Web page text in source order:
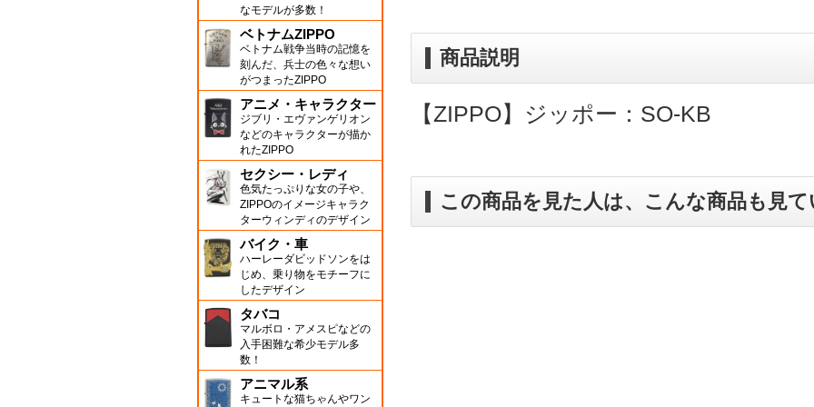
商品説明
【ZIPPO】ジッポー：SO-KB
この商品を見た人は、こんな商品も見
なモデルが多数！
ベトナムZIPPO
ベトナム戦争当時の記憶を
刻んだ、兵士の色々な想い
がつまったZIPPO
アニメ・キャラクター
ジブリ・エヴァンゲリオン
などのキャラクターが描か
れたZIPPO
セクシー・レディ
色気たっぷりな女の子や、
ZIPPOのイメージキャラク
ターウィンディのデザイン
バイク・車
ハーレーダビッドソンをは
じめ、乗り物をモチーフに
したデザイン
タバコ
マルボロ・アメスピなどの
入手困難な希少モデル多
数！
アニマル系
キュートな猫ちゃんやワン